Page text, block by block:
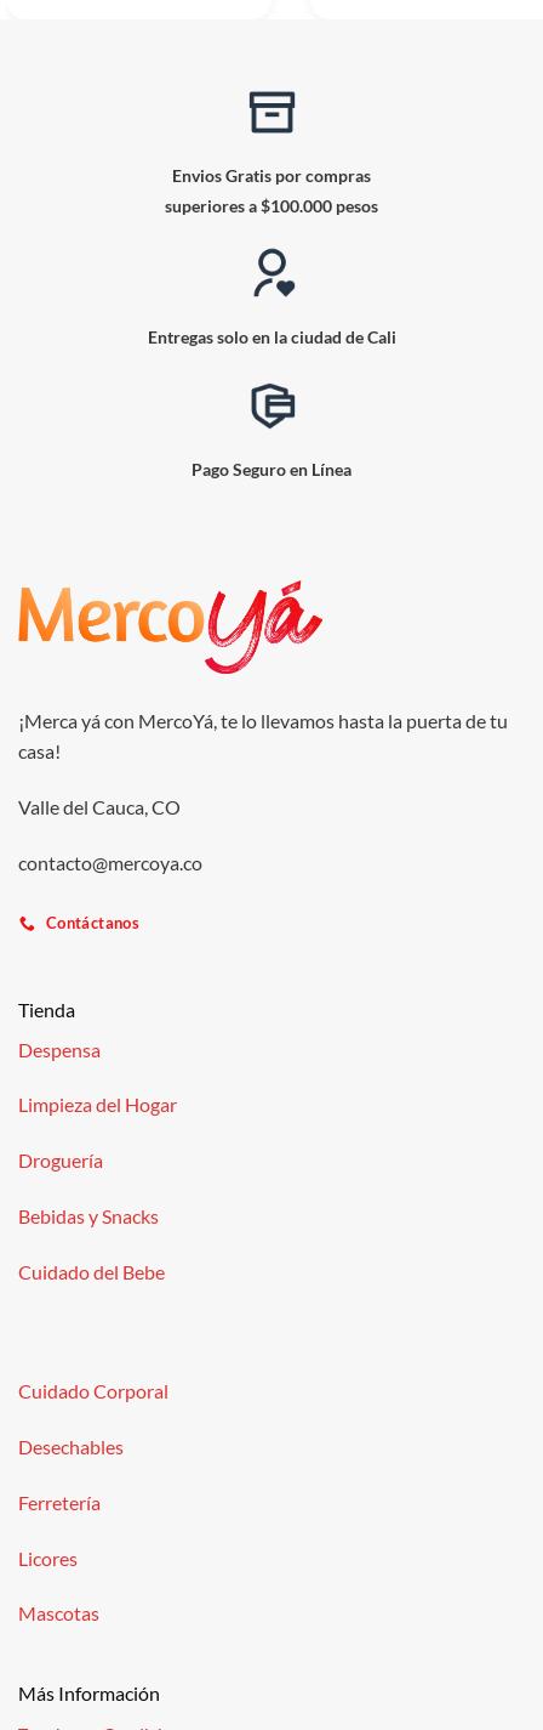
Envios Gratis por compras
superiores a $100.000 pesos
Entregas solo en la ciudad de Cali
Pago Seguro en Línea
¡Merca yá con MercoYá, te lo llevamos hasta la puerta de tu
casa!
Valle del Cauca, CO
contacto@mercoya.co
Contáctanos
Tienda
Despensa
Limpieza del Hogar
Droguería
Bebidas y Snacks
Cuidado del Bebe
Cuidado Corporal
Desechables
Ferretería
Licores
Mascotas
Más Información